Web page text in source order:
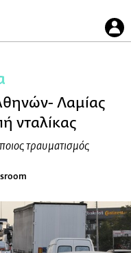
Λαμίας
νταλίκας
τραυματισμός